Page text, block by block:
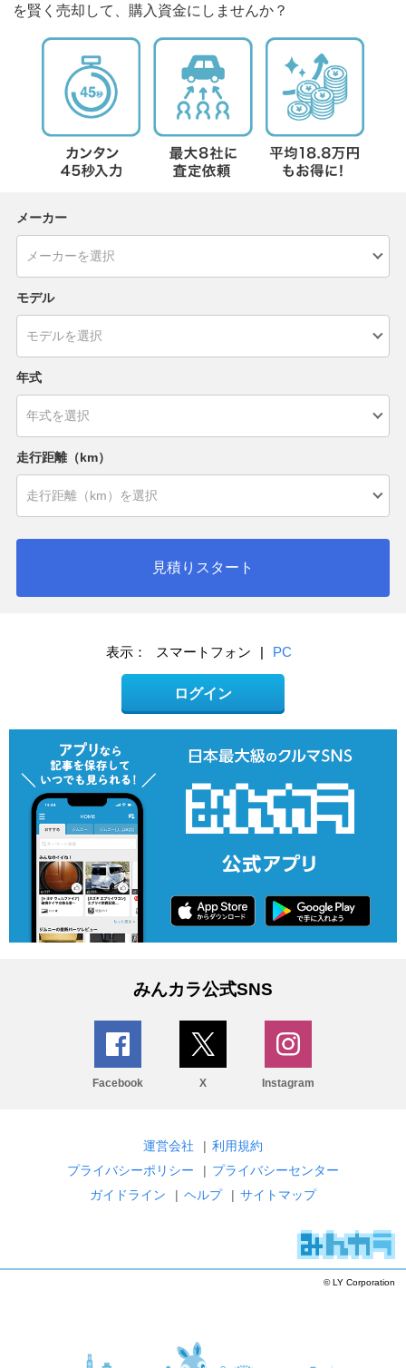
を賢く売却して、購入資金にしませんか？
メーカー
モデル
年式
走行距離（km）
見積りスタート
表示： スマートフォン | PC
ログイン
みんカラ公式SNS
Facebook X Instagram
運営会社 | 利用規約
プライバシーポリシー
| プライバシーセンター
ガイドライン
| ヘルプ | サイトマップ
© LY Corporation